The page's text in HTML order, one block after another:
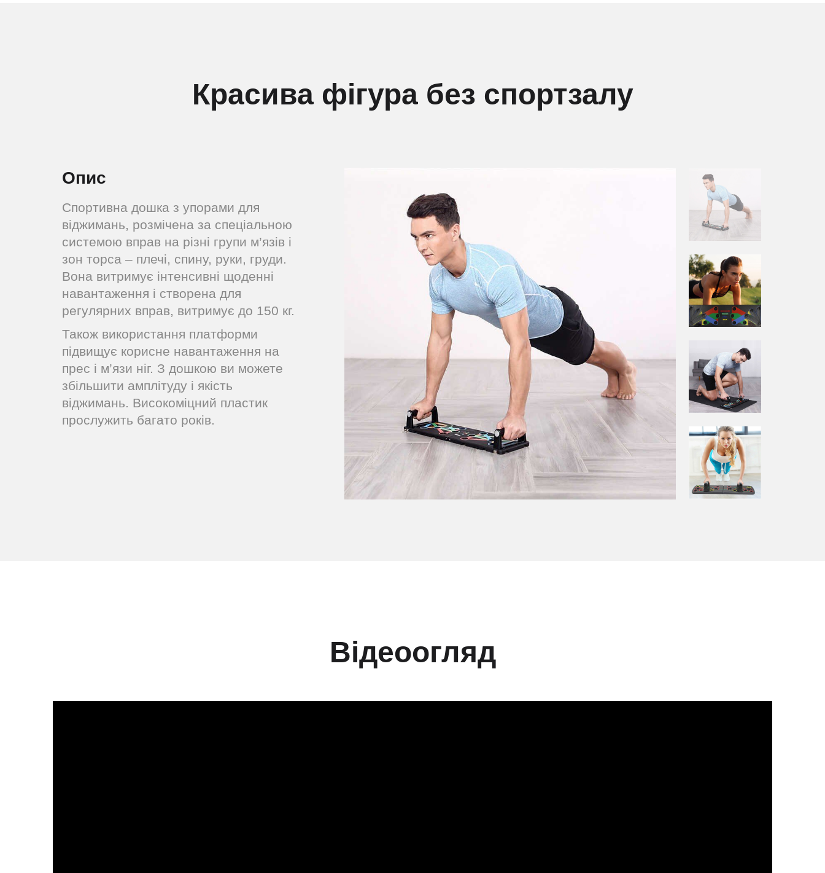
Красива фігура без спортзалу
Опис
Спортивна дошка з упорами для
віджимань, розмічена за спеціальною
системою вправ на різні групи м’язів і
зон торса – плечі, спину, руки, груди.
Вона витримує інтенсивні щоденні
навантаження і створена для
регулярних вправ, витримує до 150 кг.
Також використання платформи
підвищує корисне навантаження на
прес і м’язи ніг. З дошкою ви можете
збільшити амплітуду і якість
віджимань. Високоміцний пластик
прослужить багато років.
Відеоогляд